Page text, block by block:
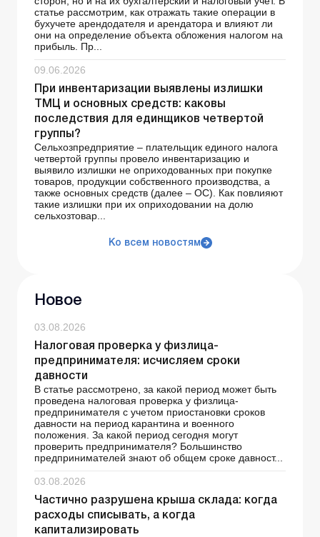
статье рассмотрим, как отражать такие операции в
бухучете арендодателя и арендатора и влияют ли
они на определение объекта обложения налогом на
прибыль. Пр...
09.06.2026
При инвентаризации выявлены излишки
ТМЦ и основных средств: каковы
последствия для единщиков четвертой
группы?
Сельхозпредприятие – плательщик единого налога
четвертой группы провело инвентаризацию и
выявило излишки не оприходованных при покупке
товаров, продукции собственного производства, а
также основных средств (далее – ОС). Как повлияют
такие излишки при их оприходовании на долю
сельхозтовар...
Ко всем новостям
Новое
03.08.2026
Налоговая проверка у физлица-
предпринимателя: исчисляем сроки
давности
В статье рассмотрено, за какой период может быть
проведена налоговая проверка у физлица-
предпринимателя с учетом приостановки сроков
давности на период карантина и военного
положения. За какой период сегодня могут
проверить предпринимателя? Большинство
предпринимателей знают об общем сроке давност...
03.08.2026
Частично разрушена крыша склада: когда
расходы списывать, а когда
капитализировать